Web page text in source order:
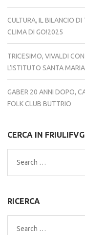
CULTURA, IL BILANCIO
CLIMA DI GO!2025
TRICESIMO, VIVALDI CON
L’ISTITUTO SANTA
GABER 20 ANNI DOPO,
FOLK CLUB BUTTRIO
CERCA IN
Search
for:
RICERCA
Search